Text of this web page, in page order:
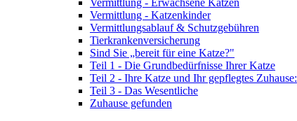
Vermittlung - Erwachsene Katzen
Vermittlung - Katzenkinder
Vermittlungsablauf & Schutzgebühren
Tierkrankenversicherung
Sind Sie „bereit für eine Katze?"
Teil 1 - Die Grundbedürfnisse Ihrer Katze
Teil 2 - Ihre Katze und Ihr gepflegtes Zuhause:
Teil 3 - Das Wesentliche
Zuhause gefunden